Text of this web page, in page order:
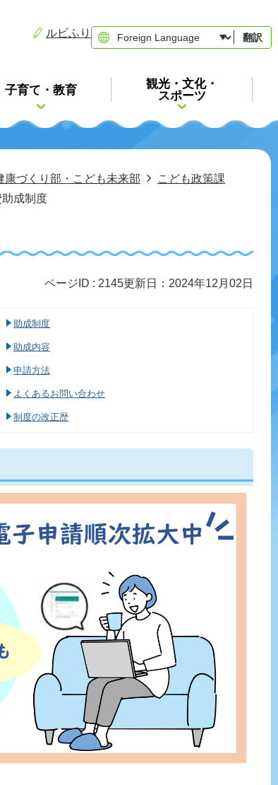
ルビふり 翻訳
子育て・教育
観光・文化・
スポーツ
康づくり部・こども未来部
こども政策課
成制度
ページID : 2145更新日：2024年12月02日
助成制度
助成内容
申請方法
よくあるお問い合わせ
制度の改正歴